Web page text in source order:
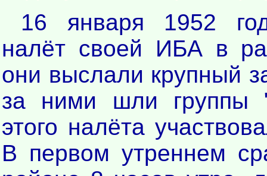
16 января 1952
налёт своей ИБА в
они выслали крупный
за ними шли группы
этого налёта
В первом утреннем